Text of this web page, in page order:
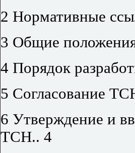
2 Нормативные
3 Общие
4 Порядок
5 Согласование
6 Утверждение и
ТСН.. 4